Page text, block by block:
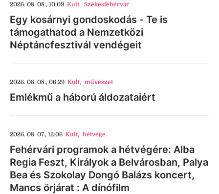
2026. 08. 08., 10:09 Kult, Székesfehérvár
Egy kosárnyi gondoskodás - Te is
támogathatod a Nemzetközi
Néptáncfesztivál vendégeit
2026. 08. 08., 06:29 Kult, művészet
Emlékmű a háború áldozataiért
2026. 08. 07., 12:06 Kult, hétvége
Fehérvári programok a hétvégére: Alba
Regia Feszt, Királyok a Belvárosban, Palya
Bea és Szokolay Dongó Balázs koncert,
Mancs őrjárat : A dínófilm